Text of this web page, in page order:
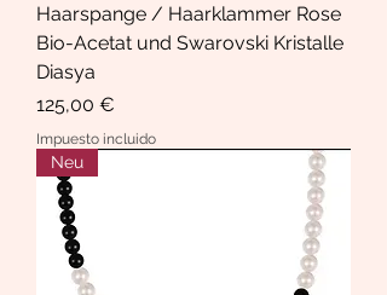
Haarspange / Haarklammer Rose
Bio-Acetat und Swarovski Kristalle
Diasya
Precio
125,00 €
Impuesto incluido
Neu